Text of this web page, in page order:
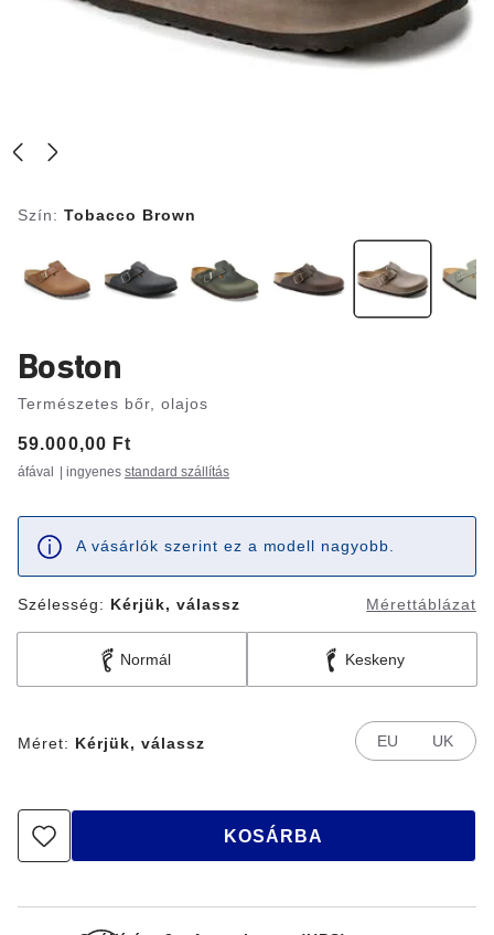
Szín: Tobacco Brown
Boston
Természetes bőr, olajos
Price:
59.000,00 Ft
áfával | ingyenes standard szállítás
A vásárlók szerint ez a modell nagyobb.
Szélesség: Kérjük, válassz Mérettáblázat
Normál Keskeny
Méret: Kérjük, válassz EU UK
KOSÁRBA